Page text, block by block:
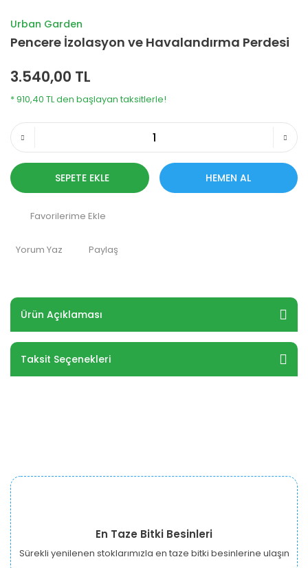
Urban Garden
Pencere İzolasyon ve Havalandırma Perdesi
3.540,00 TL
* 910,40 TL den başlayan taksitlerle!
SEPETE EKLE HEMEN AL
Yorum Yaz Paylaş
Ürün Açıklaması
Taksit Seçenekleri
En Taze Bitki Besinleri
Sürekli yenilenen stoklarımızla en taze bitki besinlerine ulaşın